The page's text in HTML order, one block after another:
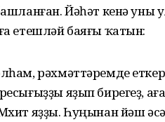
Йәһәт кенә
етешләй баяғы ҡатын:
рәхмәттәремде
яҙып бирегеҙ,
яҙҙы. Һуңынан йәш